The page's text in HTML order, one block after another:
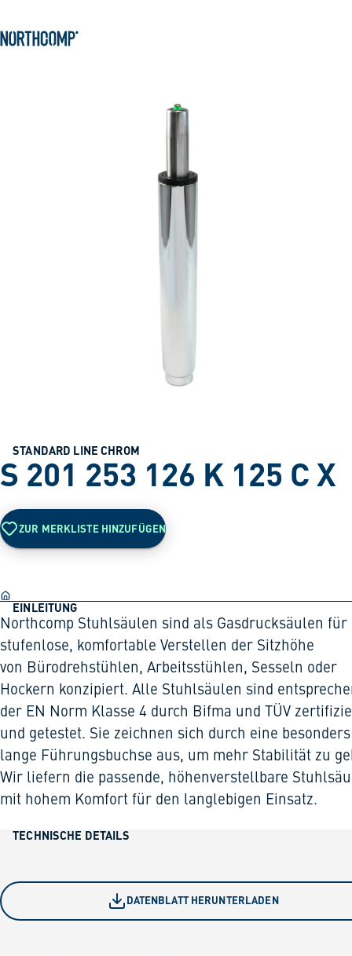
Zur Navigation springen
STANDARD LINE CHROM
S 201 253 126 K 125 C X
ZUR MERKLISTE HINZUFÜGEN
EINLEITUNG
Northcomp Stuhlsäulen sind als Gasdrucksäulen für
stufenlose, komfortable Verstellen der Sitzhöhe
von Bürodrehstühlen, Arbeitsstühlen, Sesseln oder
Hockern konzipiert. Alle Stuhlsäulen sind
der EN Norm Klasse 4 durch Bifma und TÜV
und getestet. Sie zeichnen sich durch eine besonders
lange Führungsbuchse aus, um mehr Stabilität zu
Wir liefern die passende, höhenverstellbare
mit hohem Komfort für den langlebigen Einsatz.
TECHNISCHE DETAILS
DATENBLATT HERUNTERLADEN